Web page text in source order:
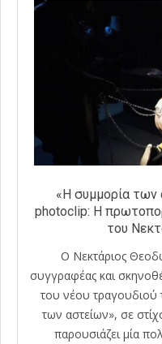
«Η συμμορία των
photoclip: Η
του
Ο Νεκτάριος
συγγραφέας και
του νέου
των αστείων», σε
παρουσιάζει μία